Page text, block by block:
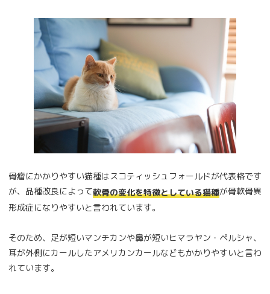
骨瘤にかかりやすい猫種はスコティッシュフォールドが代表格です
が、品種改良によって軟骨の変化を特徴としている猫種が骨軟骨異
形成症になりやすいと言われています。
そのため、足が短いマンチカンや鼻が短いヒマラヤン・ペルシャ、
耳が外側にカールしたアメリカンカールなどもかかりやすいと言わ
れています。